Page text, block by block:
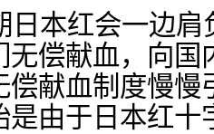
日本红会一边
无偿献血，向
偿献血制度慢
是由于日本红